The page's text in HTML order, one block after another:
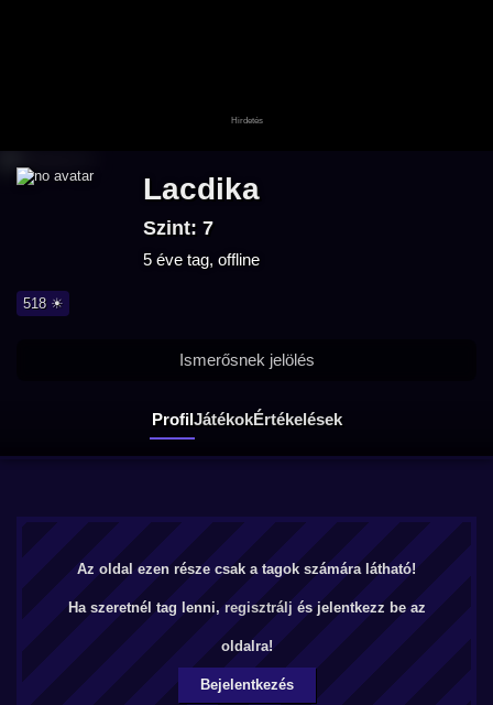
Lacdika
Szint: 7
5 éve tag, offline
518 ☀
ProfilJátékokÉrtékelések
Ismerősnek jelölés
Az oldal ezen része csak a tagok számára látható!
Ha szeretnél tag lenni, regisztrálj és jelentkezz be az
oldalra!
Bejelentkezés